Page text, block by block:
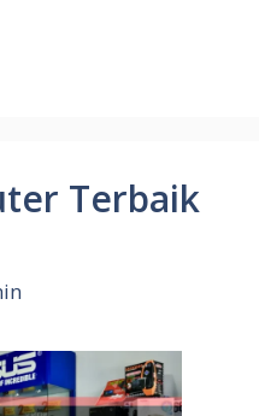
Terbaik